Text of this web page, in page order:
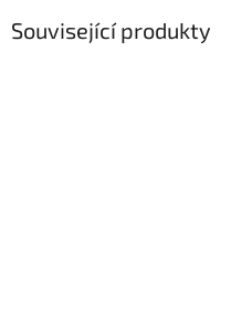
Související produkty